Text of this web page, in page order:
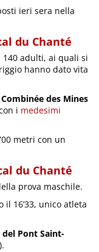
ieri sera nella
du Chanté
adulti, ai quali si
hanno dato vita
Combinée des Mines
i medesimi
metri con un
du Chanté
prova maschile.
il 16’33, unico atleta
del Pont Saint-